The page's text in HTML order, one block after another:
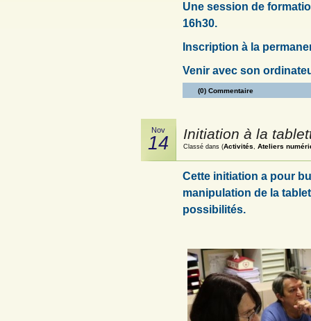
Une session de
16h30.
Inscription à la
Venir avec son
(0) Commentaire
Nov
14 Initiation à la
Classé dans (Activités, Ateliers
Cette initiation a pour
manipulation de la
possibilités.